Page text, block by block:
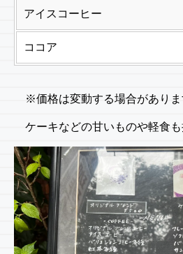
アイスコーヒー
ココア
※価格は変動する場合がありま
ケーキなどの甘いものや軽食も